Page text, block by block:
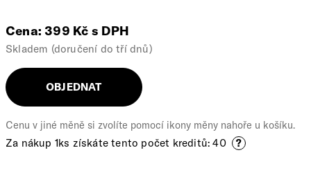
Cena: 399 Kč s DPH
Skladem (doručení do tří dnů)
OBJEDNAT
Cenu v jiné měně si zvolíte pomocí ikony měny nahoře u košíku.
Za nákup 1ks získáte tento počet kreditů: 40 ?